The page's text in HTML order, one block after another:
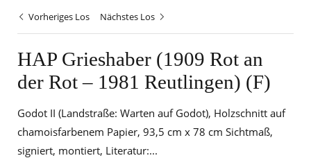
Vorheriges Los Nächstes Los
HAP Grieshaber (1909 Rot an
der Rot – 1981 Reutlingen) (F)
Godot II (Landstraße: Warten auf Godot), Holzschnitt auf
chamoisfarbenem Papier, 93,5 cm x 78 cm Sichtmaß,
signiert, montiert, Literatur:...